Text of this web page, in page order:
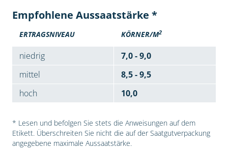
Empfohlene Aussaatstärke *
ERTRAGSNIVEAU KÖRNER/M2
niedrig
7,0 - 9,0
mittel
8,5 - 9,5
hoch
10,0
* Lesen und befolgen Sie stets die Anweisungen auf dem
Etikett. Überschreiten Sie nicht die auf der Saatgutverpackung
angegebene maximale Aussaatstärke.